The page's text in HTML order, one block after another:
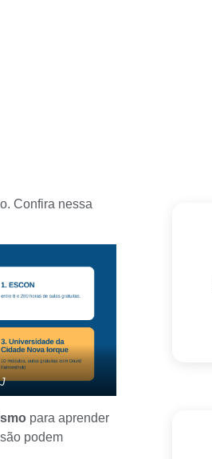
Confira nessa
para aprender
podem